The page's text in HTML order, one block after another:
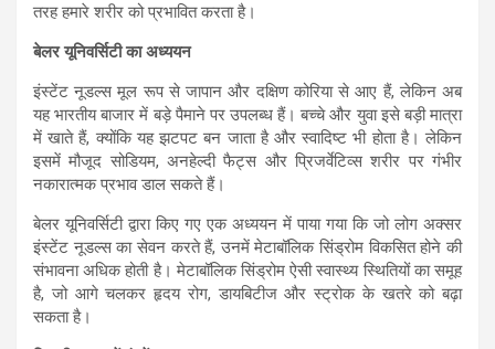
तरह हमारे शरीर को प्रभावित करता है।
बेलर यूनिवर्सिटी का अध्ययन
इंस्टेंट नूडल्स मूल रूप से जापान और दक्षिण कोरिया से आए हैं, लेकिन अब
यह भारतीय बाजार में बड़े पैमाने पर उपलब्ध हैं। बच्चे और युवा इसे बड़ी मात्रा
में खाते हैं, क्योंकि यह झटपट बन जाता है और स्वादिष्ट भी होता है। लेकिन
इसमें मौजूद सोडियम, अनहेल्दी फैट्स और प्रिजर्वेटिव्स शरीर पर गंभीर
नकारात्मक प्रभाव डाल सकते हैं।
बेलर यूनिवर्सिटी द्वारा किए गए एक अध्ययन में पाया गया कि जो लोग अक्सर
इंस्टेंट नूडल्स का सेवन करते हैं, उनमें मेटाबॉलिक सिंड्रोम विकसित होने की
संभावना अधिक होती है। मेटाबॉलिक सिंड्रोम ऐसी स्वास्थ्य स्थितियों का समूह
है, जो आगे चलकर हृदय रोग, डायबिटीज और स्ट्रोक के खतरे को बढ़ा
सकता है।